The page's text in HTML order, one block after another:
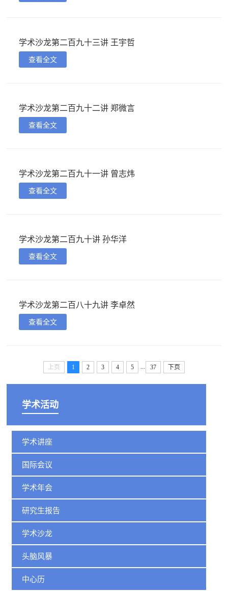
学术沙龙第二百九十三讲 王宇哲
查看全文
学术沙龙第二百九十二讲 郑微言
查看全文
学术沙龙第二百九十一讲 曾志炜
查看全文
学术沙龙第二百九十讲 孙华洋
查看全文
学术沙龙第二百八十九讲 李卓然
查看全文
上页 1 2 3 4 5 ... 37 下页
学术活动
学术讲座
国际会议
学术年会
研究生报告
学术沙龙
头脑风暴
中心历